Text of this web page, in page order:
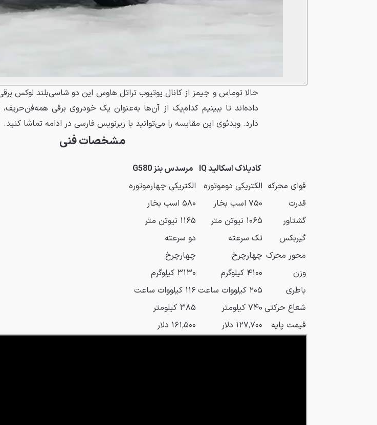
حالا توماس و جیمز از کانال یوتیوب تراتل هاوس این دو شاسی‌بلند لوکس برقی
داده‌اند تا ببینیم کدام‌یک از آن‌ها به‌عنوان یک خودروی برقی
دارد. ویدئوی این مقایسه را می‌توانید با زیرنویس فارسی در ادامه تماشا کنید.
مشخصات فنی
کادیلاک اسکالید IQ
مرسدس بنز G580
قوای محرکه الکتریکی دوموتوره
الکتریکی چهارموتوره
قدرت
۷۵۰ اسب بخار
۵۸۰ اسب بخار
گشتاور
۱۰۶۵ نیوتن متر
۱۱۶۵ نیوتن متر
گیربکس
تک سرعته
دو سرعته
محور محرک چهارچرخ
چهارچرخ
وزن
۴۱۰۰ کیلوگرم
۳۱۳۰ کیلوگرم
باطری
۲۰۵ کیلووات ساعت
۱۱۶ کیلووات ساعت
شعاع حرکتی ۷۴۰ کیلومتر
۳۸۵ کیلومتر
قیمت پایه
۱۲۷٬۷۰۰ دلار ۱۶۱٬۵۰۰ دلار